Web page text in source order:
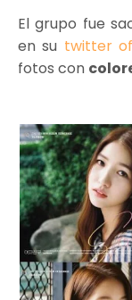
El grupo fue
en su twitter
fotos con